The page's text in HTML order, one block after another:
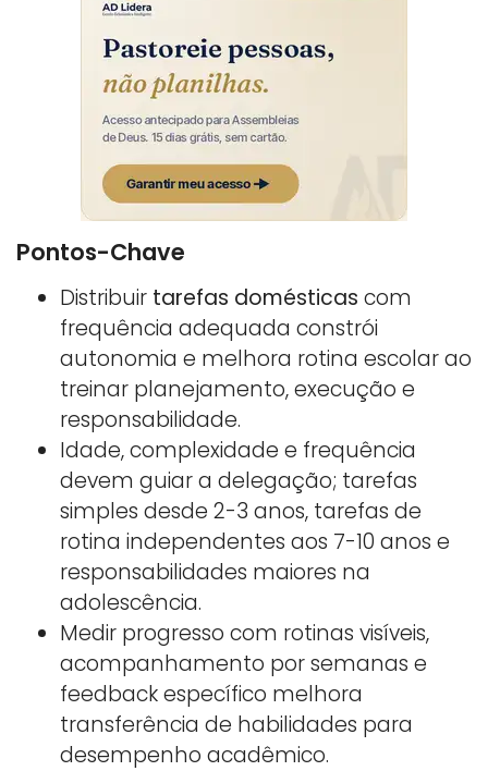
Pontos-Chave
Distribuir tarefas domésticas com
frequência adequada constrói
autonomia e melhora rotina escolar ao
treinar planejamento, execução e
responsabilidade.
Idade, complexidade e frequência
devem guiar a delegação; tarefas
simples desde 2-3 anos, tarefas de
rotina independentes aos 7-10 anos e
responsabilidades maiores na
adolescência.
Medir progresso com rotinas visíveis,
acompanhamento por semanas e
feedback específico melhora
transferência de habilidades para
desempenho acadêmico.